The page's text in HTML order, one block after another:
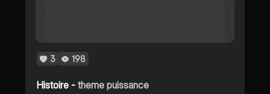
3 198
Histoire -theme puissance